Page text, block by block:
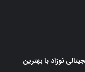
نوزاد با بهترین